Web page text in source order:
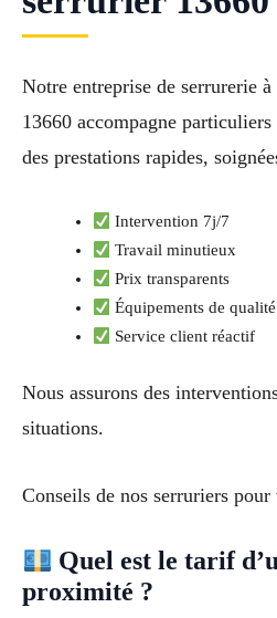
Notre entreprise de serrurerie
13660 accompagne
des prestations rapides,
Intervention 7j/7
Travail minutieux
Prix transparents
Équipements de qualité
Service client réactif
Nous assurons des
situations.
Conseils de nos serruriers
Quel est le tarif
proximité ?